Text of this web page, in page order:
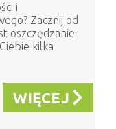
i
Zacznij od
oszczędzanie
kilka
WIĘCEJ